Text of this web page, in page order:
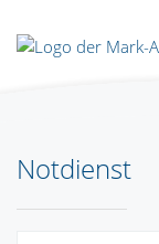
Notdienst